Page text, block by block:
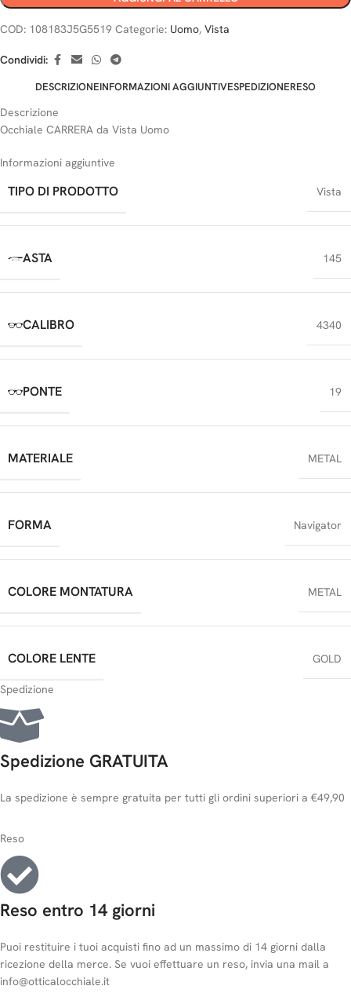
COD: 108183J5G5519 Categorie: Uomo, Vista
Condividi:
DESCRIZIONEINFORMAZIONI AGGIUNTIVESPEDIZIONERESO
Descrizione
Occhiale CARRERA da Vista Uomo
Informazioni aggiuntive
TIPO DI PRODOTTO Vista
ASTA 145
CALIBRO 4340
PONTE 19
MATERIALE METAL
FORMA Navigator
COLORE MONTATURA METAL
COLORE LENTE GOLD
Spedizione
Spedizione GRATUITA
La spedizione è sempre gratuita per tutti gli ordini superiori a €49,90
Reso
Reso entro 14 giorni
Puoi restituire i tuoi acquisti fino ad un massimo di 14 giorni dalla
ricezione della merce. Se vuoi effettuare un reso, invia una mail a
info@otticalocchiale.it